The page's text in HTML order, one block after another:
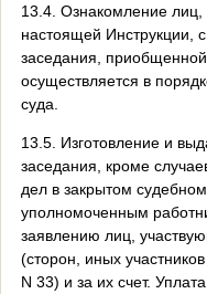
13.4. Ознакомление лиц,
настоящей Инструкции,
заседания, приобщенной
осуществляется в
суда.
13.5. Изготовление и
заседания, кроме
дел в закрытом
уполномоченным
заявлению лиц,
(сторон, иных
N 33) и за их счет.